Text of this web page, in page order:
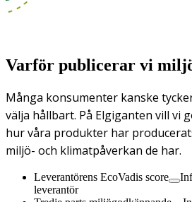
Varför publicerar vi
Många konsumenter kanske
välja hållbart. På Elgiganten vill vi
hur våra produkter har
miljö- och klimatpåverkan de har.
Leverantörens EcoVadis score
leverantör